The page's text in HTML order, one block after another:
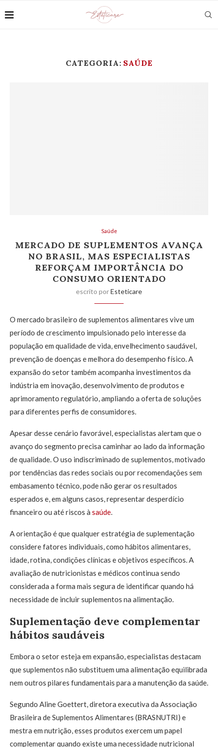
CATEGORIA: SAÚDE
Saúde
MERCADO DE SUPLEMENTOS AVANÇA
NO BRASIL, MAS ESPECIALISTAS
REFORÇAM IMPORTÂNCIA DO
CONSUMO ORIENTADO
escrito porEsteticare
O mercado brasileiro de suplementos alimentares vive um
período de crescimento impulsionado pelo interesse da
população em qualidade de vida, envelhecimento saudável,
prevenção de doenças e melhora do desempenho físico. A
expansão do setor também acompanha investimentos da
indústria em inovação, desenvolvimento de produtos e
aprimoramento regulatório, ampliando a oferta de soluções
para diferentes perfis de consumidores.
Apesar desse cenário favorável, especialistas alertam que o
avanço do segmento precisa caminhar ao lado da informação
de qualidade. O uso indiscriminado de suplementos, motivado
por tendências das redes sociais ou por recomendações sem
embasamento técnico, pode não gerar os resultados
esperados e, em alguns casos, representar desperdício
financeiro ou até riscos à saúde.
A orientação é que qualquer estratégia de suplementação
considere fatores individuais, como hábitos alimentares,
idade, rotina, condições clínicas e objetivos específicos. A
avaliação de nutricionistas e médicos continua sendo
considerada a forma mais segura de identificar quando há
necessidade de incluir suplementos na alimentação.
Suplementação deve complementar
hábitos saudáveis
Embora o setor esteja em expansão, especialistas destacam
que suplementos não substituem uma alimentação equilibrada
nem outros pilares fundamentais para a manutenção da saúde.
Segundo Aline Goettert, diretora executiva da Associação
Brasileira de Suplementos Alimentares (BRASNUTRI) e
mestra em nutrição, esses produtos exercem um papel
complementar quando existe uma necessidade nutricional